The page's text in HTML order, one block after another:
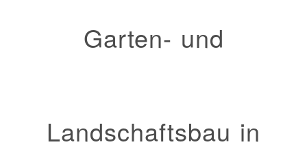
Garten- und
Landschaftsbau in